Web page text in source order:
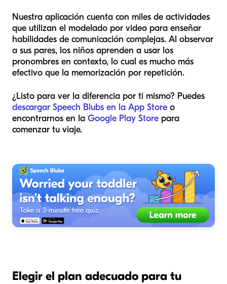
Nuestra aplicación cuenta con miles de actividades
que utilizan el modelado por video para enseñar
habilidades de comunicación complejas. Al observar
a sus pares, los niños aprenden a usar los
pronombres en contexto, lo cual es mucho más
efectivo que la memorización por repetición.
¿Listo para ver la diferencia por ti mismo? Puedes
descargar Speech Blubs en la App Store o
encontrarnos en la Google Play Store para
comenzar tu viaje.
Elegir el plan adecuado para tu